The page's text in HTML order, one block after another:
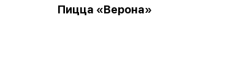
Пицца «Верона»